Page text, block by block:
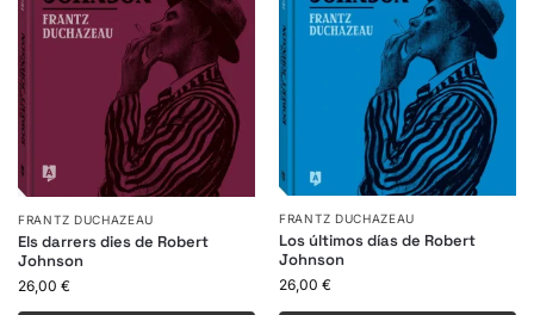
FRANTZ DUCHAZEAU
Els darrers dies de Robert
Johnson
26,00 €
FRANTZ DUCHAZEAU
Los últimos días de Robert
Johnson
26,00 €